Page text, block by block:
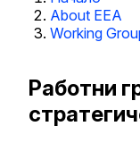
About EEA
Working
Работни